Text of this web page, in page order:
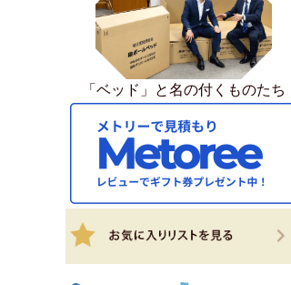
「ベッド」と名の付くものたち